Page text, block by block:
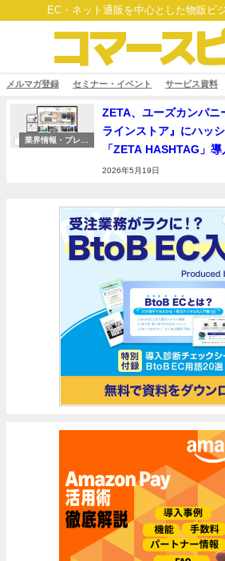
EC・ネット通販を中心とした物販ビ
メルマガ登録 セミナー・イベント サービス資料
業界情報・プレス
ZETA、ユーズカンパニ
ラインストア』にハッ
「ZETA HASHTAG」導
2026年5月19日